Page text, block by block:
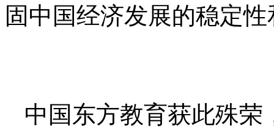
固中国经济发展的稳定
中国东方教育获此殊